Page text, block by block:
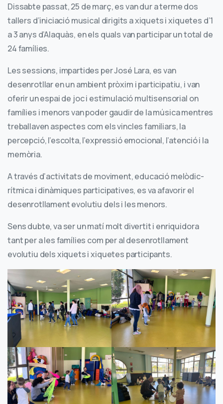
Dissabte passat, 25 de març, es van dur a terme dos
tallers d’iniciació musical dirigits a xiquets i xiquetes d’1
a 3 anys d’Alaquàs, en els quals van participar un total de
24 famílies.
Les sessions, impartides per José Lara, es van
desenrotllar en un ambient pròxim i participatiu, i van
oferir un espai de joc i estimulació multisensorial on
famílies i menors van poder gaudir de la música mentres
treballaven aspectes com els vincles familiars, la
percepció, l’escolta, l’expressió emocional, l’atenció i la
memòria.
A través d’activitats de moviment, educació melòdic-
rítmica i dinàmiques participatives, es va afavorir el
desenrotllament evolutiu dels i les menors.
Sens dubte, va ser un matí molt divertit i enriquidora
tant per a les famílies com per al desenrotllament
evolutiu dels xiquets i xiquetes participants.